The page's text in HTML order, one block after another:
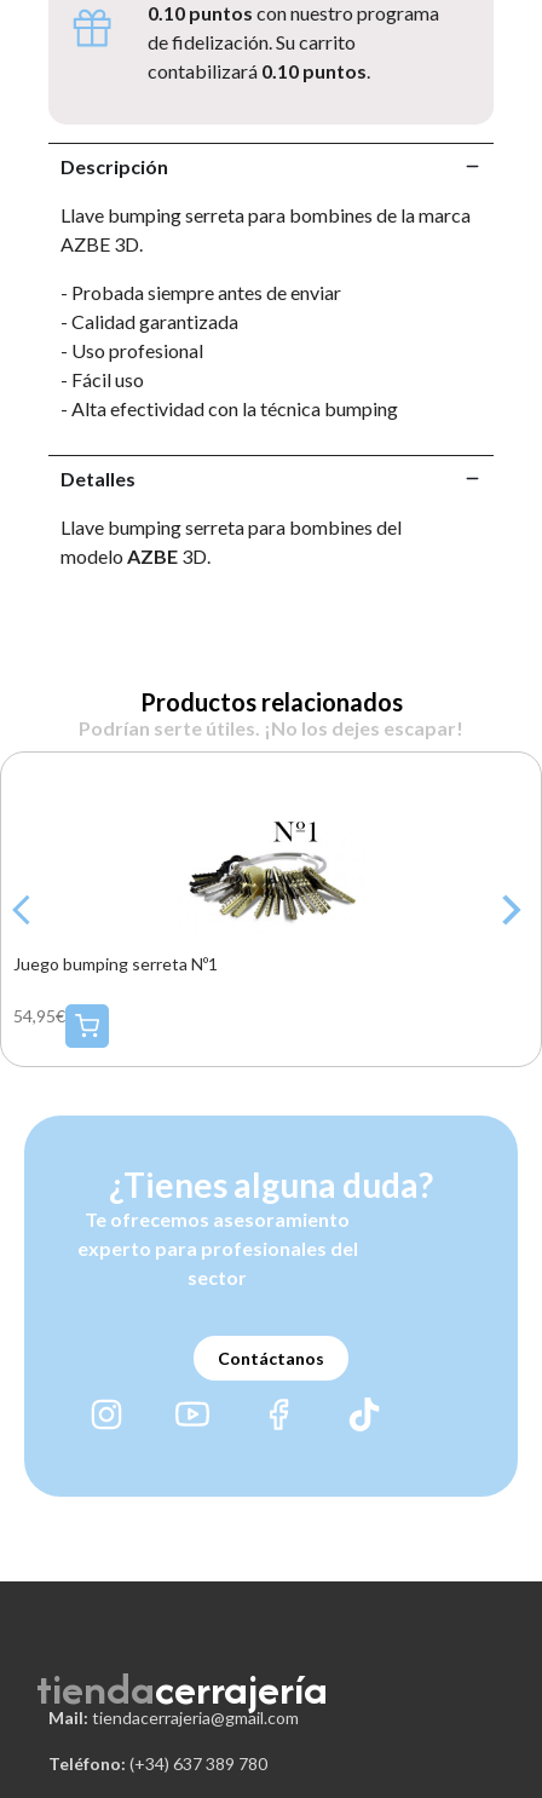
0.10 puntos con nuestro programa
de fidelización. Su carrito
contabilizará 0.10 puntos.
Descripción
Llave bumping serreta para bombines de la marca
AZBE 3D.
- Probada siempre antes de enviar
- Calidad garantizada
- Uso profesional
- Fácil uso
- Alta efectividad con la técnica bumping
Detalles
Llave bumping serreta para bombines del
modelo AZBE 3D.
Productos relacionados
Podrían serte útiles. ¡No los dejes escapar!
Juego bumping serreta Nº1
54,95€
¿Tienes alguna duda?
Te ofrecemos asesoramiento
experto para profesionales del
sector
Contáctanos
tiendacerrajería
Mail: tiendacerrajeria@gmail.com
Teléfono: (+34) 637 389 780